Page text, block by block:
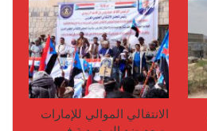
الانتقالي الموالي للإمارات